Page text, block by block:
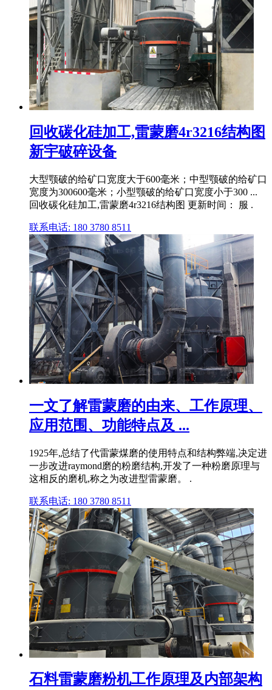
回收碳化硅加工,雷蒙磨4r3216结构图
新宇破碎设备
大型颚破的给矿口宽度大于600毫米；中型颚破的给矿口
宽度为300600毫米；小型颚破的给矿口宽度小于300 ...
回收碳化硅加工,雷蒙磨4r3216结构图 更新时间： 服 .
联系电话: 180 3780 8511
一文了解雷蒙磨的由来、工作原理、
应用范围、功能特点及 ...
1925年,总结了代雷蒙煤磨的使用特点和结构弊端,决定进
一步改进raymond磨的粉磨结构,开发了一种粉磨原理与
这相反的磨机,称之为改进型雷蒙磨。 .
联系电话: 180 3780 8511
石料雷蒙磨粉机工作原理及内部架构